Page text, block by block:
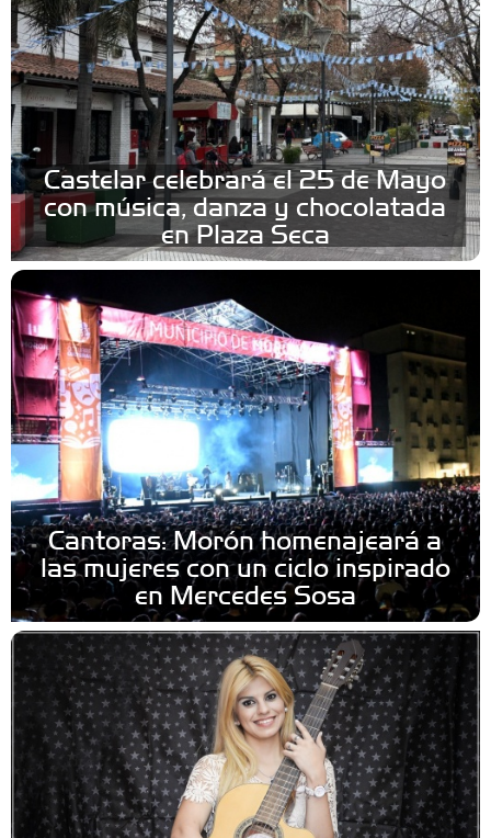
Castelar celebrará el 25 de Mayo
con música, danza y chocolatada
en Plaza Seca
Cantoras: Morón homenajeará a
las mujeres con un ciclo inspirado
en Mercedes Sosa